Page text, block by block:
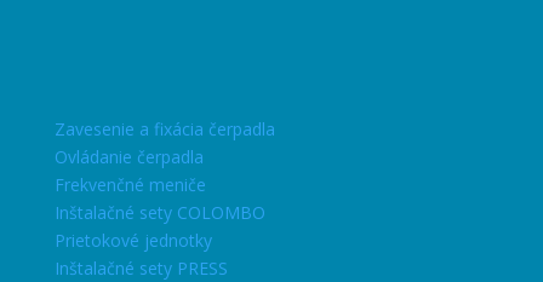
Zavesenie a fixácia čerpadla
Ovládanie čerpadla
Frekvenčné meniče
Inštalačné sety COLOMBO
Prietokové jednotky
Inštalačné sety PRESS